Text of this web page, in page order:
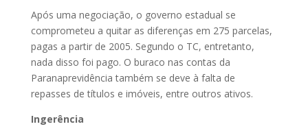
Após uma negociação, o governo estadual se
comprometeu a quitar as diferenças em 275 parcelas,
pagas a partir de 2005. Segundo o TC, entretanto,
nada disso foi pago. O buraco nas contas da
Paranaprevidência também se deve à falta de
repasses de títulos e imóveis, entre outros ativos.
Ingerência